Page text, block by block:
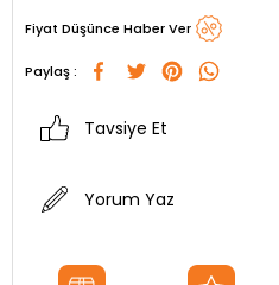
Fiyat Düşünce Haber Ver
Paylaş :
Tavsiye Et
Yorum Yaz